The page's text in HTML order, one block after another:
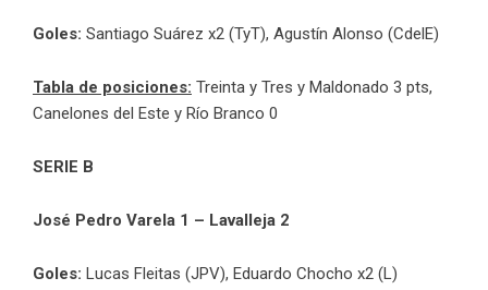
Goles: Santiago Suárez x2 (TyT), Agustín Alonso (CdelE)
Tabla de posiciones: Treinta y Tres y Maldonado 3 pts,
Canelones del Este y Río Branco 0
SERIE B
José Pedro Varela 1 – Lavalleja 2
Goles: Lucas Fleitas (JPV), Eduardo Chocho x2 (L)